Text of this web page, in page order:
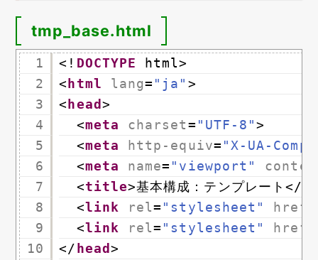
tmp_base.html
1
2
3
4
5
6
7
8
9
10
<! DOCTYPE
html>
< html lang= "ja" >
< head >
<meta charset= "UTF-8">
<meta http-equiv= "X-UA-
<meta name= "viewport"
<title>基本構成：テンプレート</
<link rel= "stylesheet" href
<link rel= "stylesheet" href
</ head >